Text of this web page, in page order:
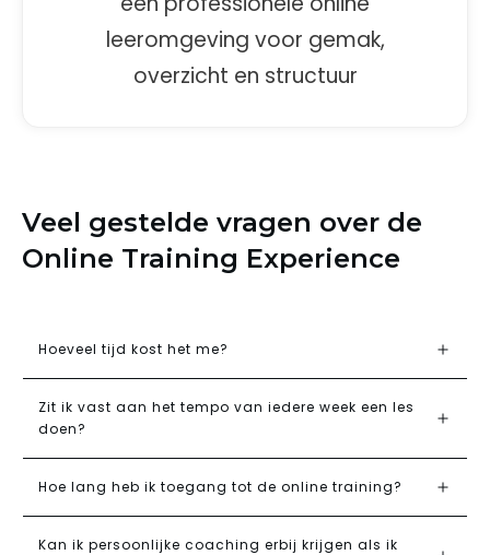
leeromgeving voor gemak,
overzicht en structuur
Veel gestelde vragen over de
Online Training Experience
Hoeveel tijd kost het me?
Zit ik vast aan het tempo van iedere week een les
doen?
Hoe lang heb ik toegang tot de online training?
Kan ik persoonlijke coaching erbij krijgen als ik